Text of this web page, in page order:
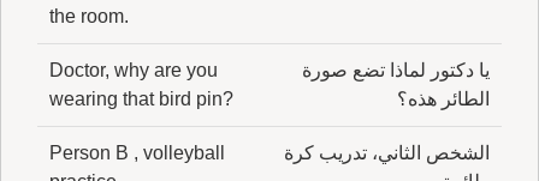
the room.
يا دكتور لماذا تضع صورة
الطائر هذه؟
Doctor, why are you
wearing that bird pin?
الشخص الثاني، تدريب كرة
Person B , volleyball